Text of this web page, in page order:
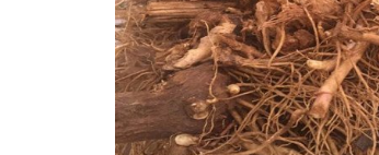
مشاهده بیشتر